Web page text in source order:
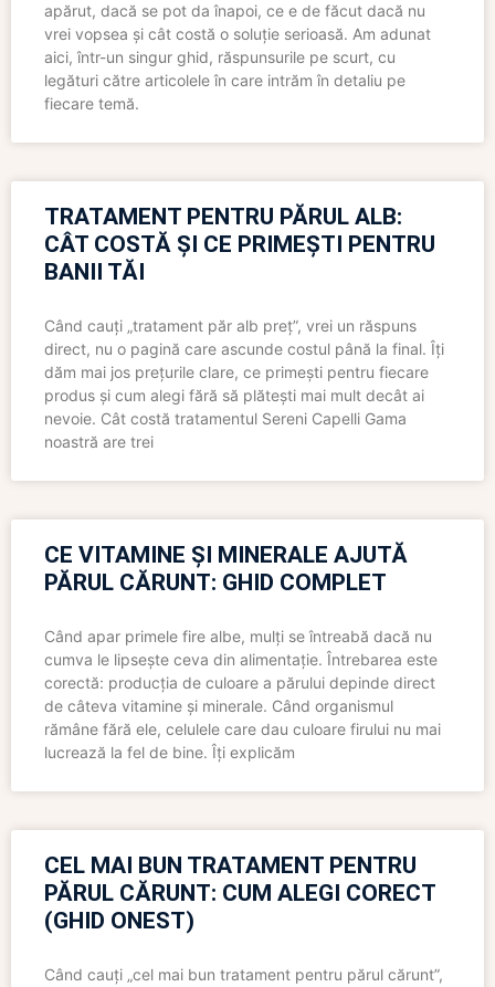
apărut, dacă se pot da înapoi, ce e de făcut dacă nu
vrei vopsea și cât costă o soluție serioasă. Am adunat
aici, într-un singur ghid, răspunsurile pe scurt, cu
legături către articolele în care intrăm în detaliu pe
fiecare temă.
TRATAMENT PENTRU PĂRUL ALB:
CÂT COSTĂ ȘI CE PRIMEȘTI PENTRU
BANII TĂI
Când cauți „tratament păr alb preț”, vrei un răspuns
direct, nu o pagină care ascunde costul până la final. Îți
dăm mai jos prețurile clare, ce primești pentru fiecare
produs și cum alegi fără să plătești mai mult decât ai
nevoie. Cât costă tratamentul Sereni Capelli Gama
noastră are trei
CE VITAMINE ȘI MINERALE AJUTĂ
PĂRUL CĂRUNT: GHID COMPLET
Când apar primele fire albe, mulți se întreabă dacă nu
cumva le lipsește ceva din alimentație. Întrebarea este
corectă: producția de culoare a părului depinde direct
de câteva vitamine și minerale. Când organismul
rămâne fără ele, celulele care dau culoare firului nu mai
lucrează la fel de bine. Îți explicăm
CEL MAI BUN TRATAMENT PENTRU
PĂRUL CĂRUNT: CUM ALEGI CORECT
(GHID ONEST)
Când cauți „cel mai bun tratament pentru părul cărunt”,